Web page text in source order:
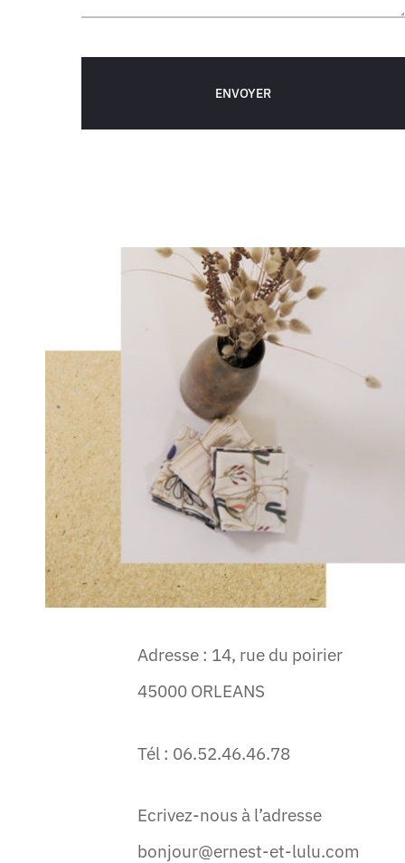
Adresse : 14, rue du poirier
45000 ORLEANS
Tél : 06.52.46.46.78
Ecrivez-nous à l’adresse
bonjour@ernest-et-lulu.com